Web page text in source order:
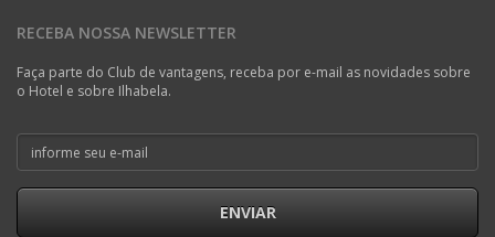
RECEBA NOSSA NEWSLETTER
Faça parte do Club de vantagens, receba por e-mail as novidades sobre
o Hotel e sobre Ilhabela.
ENVIAR